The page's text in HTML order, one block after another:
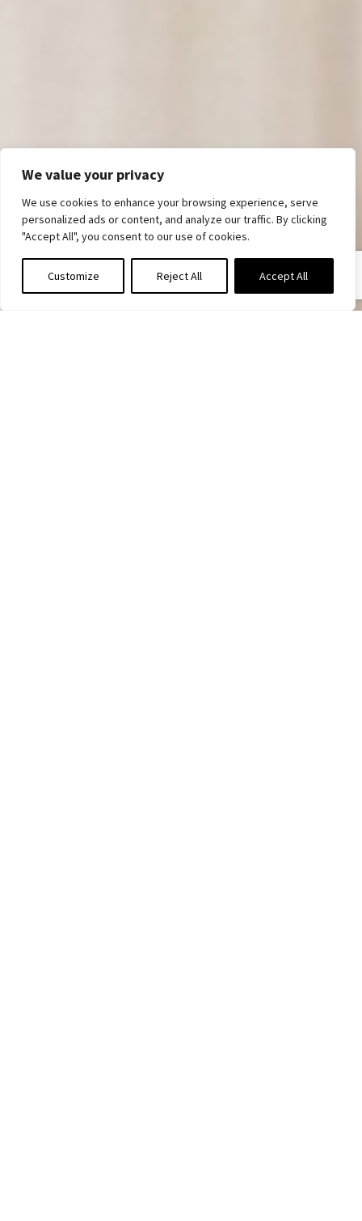
We value your privacy
We use cookies to enhance your browsing experience, serve
personalized ads or content, and analyze our traffic. By clicking
"Accept All", you consent to our use of cookies.
Customize Reject All Accept All